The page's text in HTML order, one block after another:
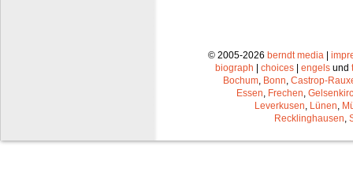
© 2005-2026 berndt media |
biograph | choices | engels und
Bochum Bonn Castrop-
Essen Frechen
Leverkusen Lünen
Recklinghausen